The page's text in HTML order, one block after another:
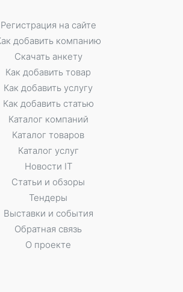
Регистрация на сайте
добавить компанию
Скачать анкету
Как добавить товар
Как добавить услугу
Как добавить статью
Каталог компаний
Каталог товаров
Каталог услуг
Новости IT
Статьи и обзоры
Тендеры
Выставки и события
Обратная связь
О проекте